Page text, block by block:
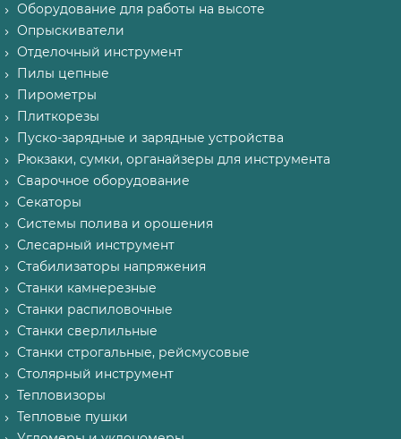
Оборудование для работы на высоте
Опрыскиватели
Отделочный инструмент
Пилы цепные
Пирометры
Плиткорезы
Пуско-зарядные и зарядные устройства
Рюкзаки, сумки, органайзеры для инструмента
Сварочное оборудование
Секаторы
Системы полива и орошения
Слесарный инструмент
Стабилизаторы напряжения
Станки камнерезные
Станки распиловочные
Станки сверлильные
Станки строгальные, рейсмусовые
Столярный инструмент
Тепловизоры
Тепловые пушки